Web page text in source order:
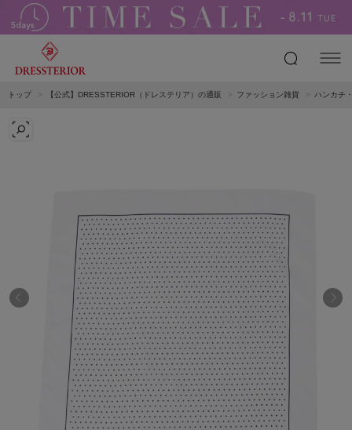
トップ 【公式】DRESSTERIOR（ドレステリア）の通販 ファッション雑貨 ハンカチ